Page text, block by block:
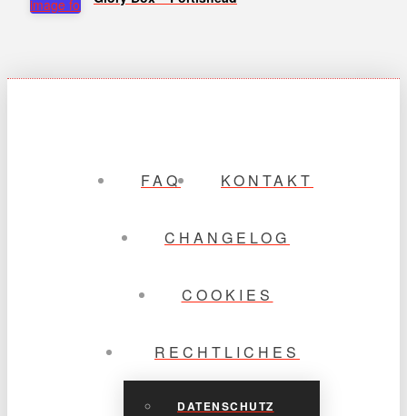
FAQ KONTAKT
CHANGELOG
COOKIES
RECHTLICHES
DATENSCHUTZ